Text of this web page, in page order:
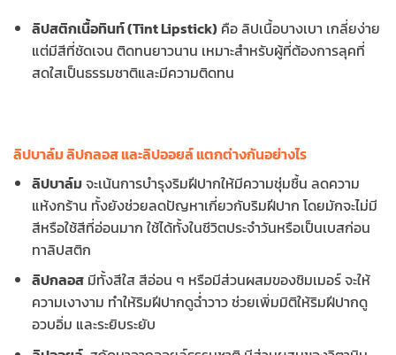
ลิปสติกเนื้อทินท์ (Tint Lipstick)คือ ลิปเนื้อบางเบา เกลี่ยง่าย
แต่มีสีที่ชัดเจน ติดทนยาวนาน เหมาะสำหรับผู้ที่ต้องการลุคที่
สดใสเป็นธรรมชาติและมีความติดทน
ลิปบาล์ม ลิปกลอส และลิปออยล์ แตกต่างกันอย่างไร
ลิปบาล์มจะเน้นการบำรุงริมฝีปากให้มีความชุ่มชื้น ลดความ
แห้งกร้าน ทั้งยังช่วยลดปัญหาเกี่ยวกับริมฝีปาก โดยมักจะไม่มี
สีหรือใช้สีที่อ่อนมาก ใช้ได้ทั้งในชีวิตประจำวันหรือเป็นเบสก่อน
ทาลิปสติก
ลิปกลอสมีทั้งสีใส สีอ่อน ๆ หรือมีส่วนผสมของชิมเมอร์ จะให้
ความเงางาม ทำให้ริมฝีปากดูฉ่ำวาว ช่วยเพิ่มมิติให้ริมฝีปากดู
อวบอิ่ม และระยิบระยับ